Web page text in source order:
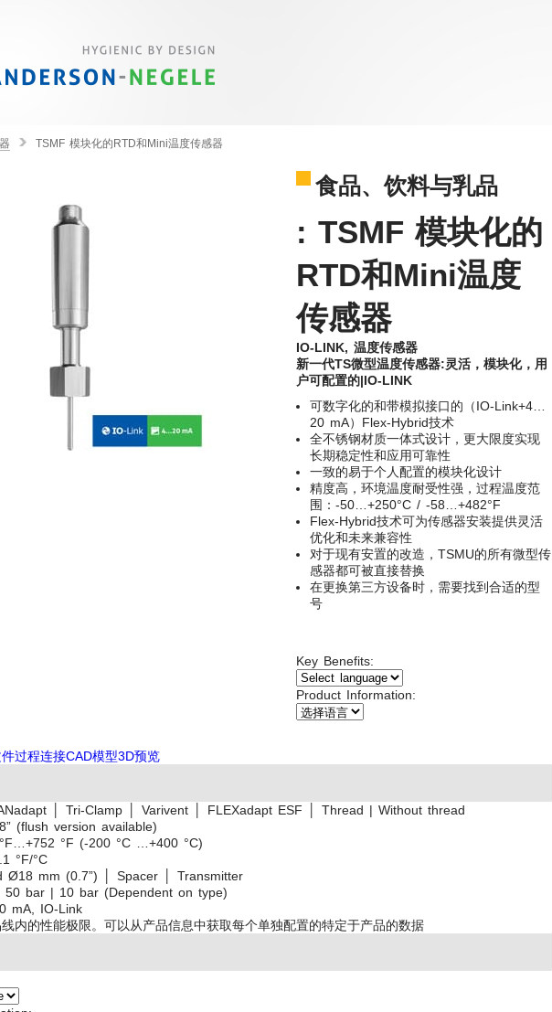
TSMF 模块化的RTD和Mini温度传感器
食品、饮料与乳品
: TSMF 模块化的
RTD和Mini温度
传感器
IO-LINK, 温度传感器
新一代TS微型温度传感器:灵活，模块化，用
户可配置的|IO-LINK
可数字化的和带模拟接口的（IO-Link+4…
20 mA）Flex-Hybrid技术
全不锈钢材质一体式设计，更大限度实现
长期稳定性和应用可靠性
一致的易于个人配置的模块化设计
精度高，环境温度耐受性强，过程温度范
围：-50…+250°C / -58…+482°F
Flex-Hybrid技术可为传感器安装提供灵活
优化和未来兼容性
对于现有安置的改造，TSMU的所有微型传
感器都可被直接替换
在更换第三方设备时，需要找到合适的型
号
Key Benefits:
Product Information:
过程连接CAD模型3D预览
│ Tri-Clamp │ Varivent │ FLEXadapt ESF │ Thread | Without thread
(flush version available)
°F (-200 °C …+400 °C)
°F/°C
Ø18 mm (0.7”) │ Spacer │ Transmitter
50 bar | 10 bar (Dependent on type)
mA, IO-Link
内的性能极限。可以从产品信息中获取每个单独配置的特定于产品的数据